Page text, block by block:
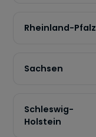
Rheinland-Pfalz
Sachsen
Schleswig-
Holstein